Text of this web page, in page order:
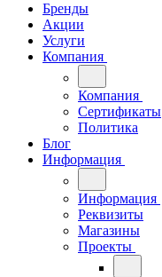
Бренды
Акции
Услуги
Компания
Компания
Сертификаты
Политика
Блог
Информация
Информация
Реквизиты
Магазины
Проекты